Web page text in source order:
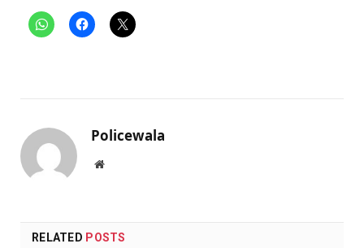
Policewala
Website
RELATED POSTS